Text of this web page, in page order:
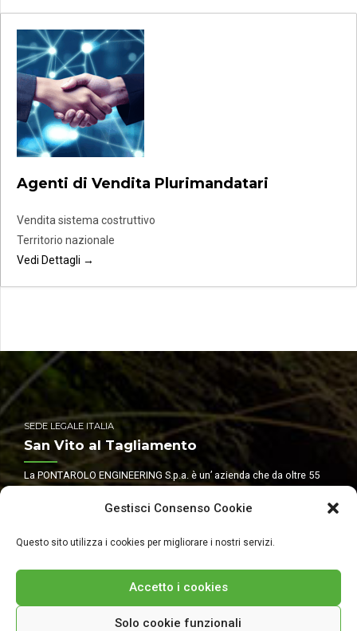
Gestisci Consenso Cookie
Questo sito utilizza i cookies per migliorare i nostri servizi.
Accetto i cookies
Solo cookie funzionali
Agenti di Vendita Plurimandatari
Vendita sistema costruttivo
Territorio nazionale
Vedi Dettagli
SEDE LEGALE ITALIA
San Vito al Tagliamento
La PONTAROLO ENGINEERING S.p.a. è un’ azienda che da oltre 55
www.pontarolo.com
Iscriviti alla nostra Newsletter